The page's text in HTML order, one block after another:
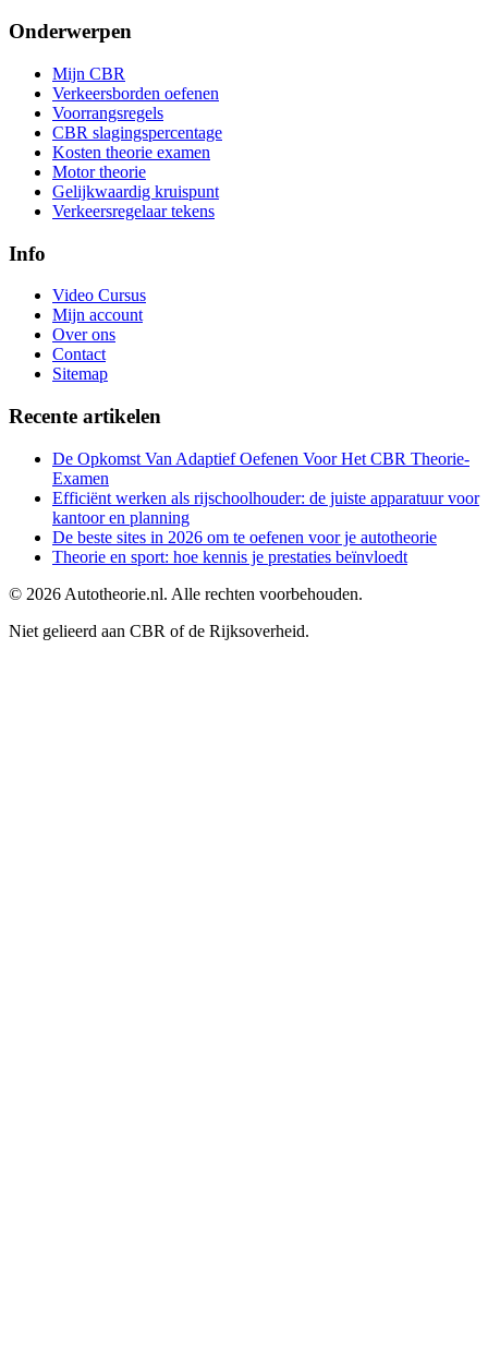
Onderwerpen
Mijn CBR
Verkeersborden oefenen
Voorrangsregels
CBR slagingspercentage
Kosten theorie examen
Motor theorie
Gelijkwaardig kruispunt
Verkeersregelaar tekens
Info
Video Cursus
Mijn account
Over ons
Contact
Sitemap
Recente artikelen
De Opkomst Van Adaptief Oefenen Voor Het CBR Theorie-
Examen
Efficiënt werken als rijschoolhouder: de juiste apparatuur voor
kantoor en planning
De beste sites in 2026 om te oefenen voor je autotheorie
Theorie en sport: hoe kennis je prestaties beïnvloedt
© 2026 Autotheorie.nl. Alle rechten voorbehouden.
Niet gelieerd aan CBR of de Rijksoverheid.